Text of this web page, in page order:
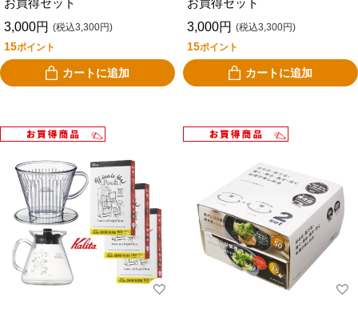
お買得セット
3,000円 (税込3,300円)
15ポイント
カートに追加
お買得セット
3,000円 (税込3,300円)
15ポイント
カートに追加